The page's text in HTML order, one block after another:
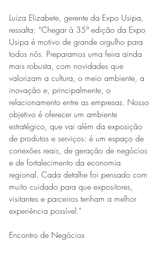
Luiza Elizabete, gerente da Expo Usipa,
ressalta: “Chegar à 35ª edição da Expo
Usipa é motivo de grande orgulho para
todos nós. Preparamos uma feira ainda
mais robusta, com novidades que
valorizam a cultura, o meio ambiente, a
inovação e, principalmente, o
relacionamento entre as empresas. Nosso
objetivo é oferecer um ambiente
estratégico, que vai além da exposição
de produtos e serviços: é um espaço de
conexões reais, de geração de negócios
e de fortalecimento da economia
regional. Cada detalhe foi pensado com
muito cuidado para que expositores,
visitantes e parceiros tenham a melhor
experiência possível.”
Encontro de Negócios